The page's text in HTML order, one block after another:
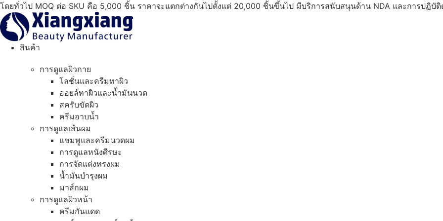
ข้าม
ไป
ที่
เนื้อหา
โดยทั่วไป MOQ ต่อ SKU คือ 5,000 ชิ้น ราคาจะแตกต่างกันไปตั้งแต่ 20,000 ชิ้นขึ้นไป มีบริการสนับสนุนด้าน NDA และการปฏิบัติ
สินค้า
การดูแลผิวกาย
โลชั่นและครีมทาผิว
ออยล์ทาผิวและน้ำมันนวด
สครับขัดผิว
ครีมอาบน้ำ
การดูแลเส้นผม
แชมพูและครีมนวดผม
การดูแลหนังศีรษะ
การจัดแต่งทรงผม
น้ำมันบำรุงผม
มาส์กผม
การดูแลผิวหน้า
ครีมกันแดด